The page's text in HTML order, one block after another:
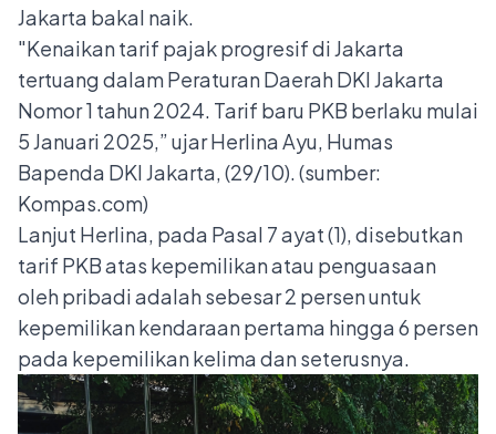
Jakarta bakal naik.
"Kenaikan tarif pajak progresif di Jakarta
tertuang dalam Peraturan Daerah DKI Jakarta
Nomor 1 tahun 2024. Tarif baru PKB berlaku mulai
5 Januari 2025,” ujar Herlina Ayu, Humas
Bapenda DKI Jakarta, (29/10). (sumber:
Kompas.com)
Lanjut Herlina, pada Pasal 7 ayat (1), disebutkan
tarif PKB atas kepemilikan atau penguasaan
oleh pribadi adalah sebesar 2 persen untuk
kepemilikan kendaraan pertama hingga 6 persen
pada kepemilikan kelima dan seterusnya.